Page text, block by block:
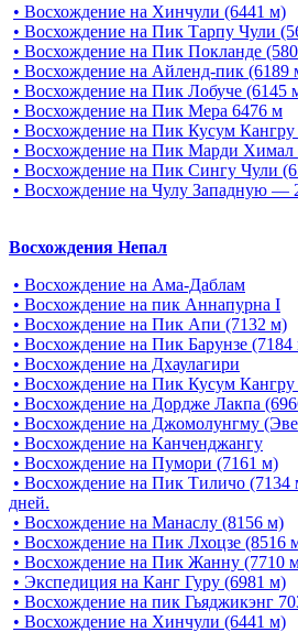
• Восхождение на Хинчули (6441 м)
• Восхождение на Пик Тарпу Чули
• Восхождение на Пик Покланде
• Восхождение на Айленд-пик (6189
• Восхождение на Пик Лобуче (6145
• Восхождение на Пик Мера 6476 м
• Восхождение на Пик Кусум
• Восхождение на Пик Марди Химал
• Восхождение на Пик Сингу Чули
• Восхождение на Чулу Западную —
Восхождения Непал
• Восхождение на Ама-Даблам
• Восхождение на пик Аннапурна I
• Восхождение на Пик Апи (7132 м)
• Восхождение на Пик Барунзе (7184
• Восхождение на Дхаулагири
• Восхождение на Пик Кусум
• Восхождение на Дордже Лакпа
• Восхождение на Джомолунгму
• Восхождение на Канченджангу
• Восхождение на Пумори (7161 м)
• Восхождение на Пик Тиличо (7134
дней.
• Восхождение на Манаслу (8156 м)
• Восхождение на Пик Лхоцзе (8516
• Восхождение на Пик Жанну (7710
• Экспедиция на Канг Гуру (6981 м)
• Восхождение на пик Гьяджикэнг
• Восхождение на Хинчули (6441 м)